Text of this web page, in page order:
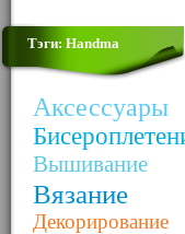
Тэги: Handma
Аксессуары
Вышивание
Вязание
Декорирование